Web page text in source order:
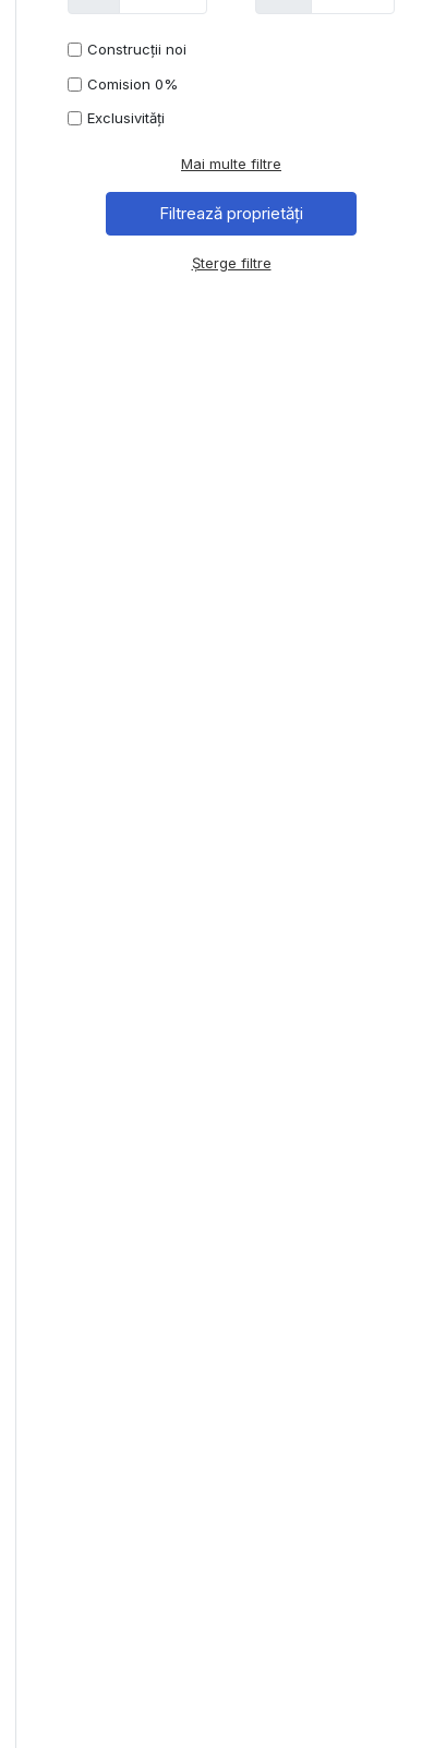
Construcții noi
Comision 0%
Exclusivități
Mai multe filtre
Șterge filtre